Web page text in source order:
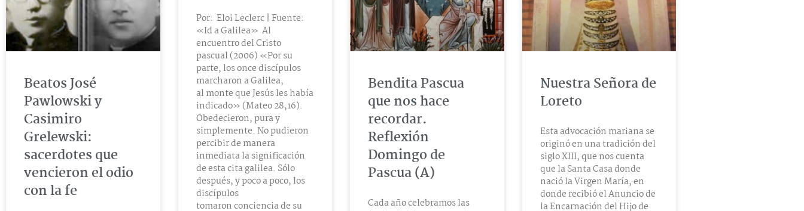
Beatos José
Pawlowski y
Casimiro
Grelewski:
sacerdotes que
vencieron el odio
con la fe
Por: Eloi Leclerc | Fuente:
«Id a Galilea» Al
encuentro del Cristo
pascual (2006) «Por su
parte, los once discípulos
marcharon a Galilea,
al monte que Jesús les había
indicado» (Mateo 28,16).
Obedecieron, pura y
simplemente. No pudieron
percibir de manera
inmediata la significación
de esta cita galilea. Sólo
después, y poco a poco, los
discípulos
tomaron conciencia de su
Bendita Pascua
que nos hace
recordar.
Reflexión
Domingo de
Pascua (A)
Cada año celebramos las
Nuestra Señora de
Loreto
Esta advocación mariana se
originó en una tradición del
siglo XIII, que nos cuenta
que la Santa Casa donde
nació la Virgen María, en
donde recibió el Anuncio de
la Encarnación del Hijo de